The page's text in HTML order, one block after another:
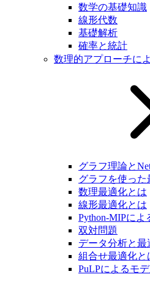
数学の基礎知識
線形代数
基礎解析
確率と統計
数理的アプローチに
グラフ理論と
グラフを使った
数理最適化とは
線形最適化とは
Python-MIPに
双対問題
データ分析と最
組合せ最適化と
PuLPによるモ